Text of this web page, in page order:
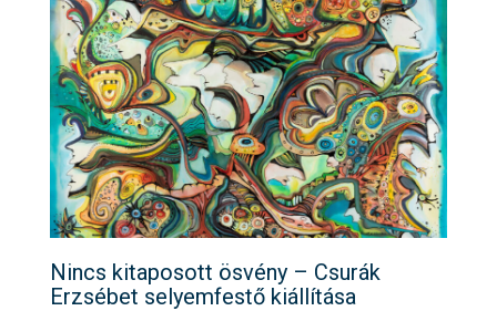
Nincs kitaposott ösvény – Csurák
Erzsébet selyemfestő kiállítása